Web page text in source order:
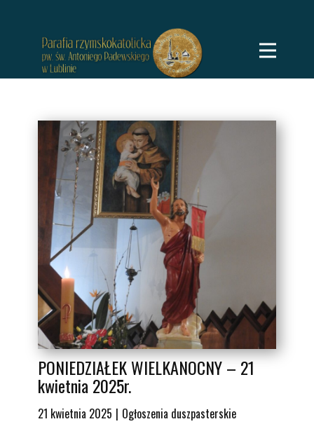
PONIEDZIAŁEK WIELKANOCNY – 21
kwietnia 2025r.
21 kwietnia 2025
Ogłoszenia duszpasterskie